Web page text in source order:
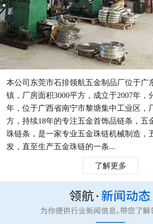
本公司东莞市石排领航五金制品厂位于广
镇，厂房面积3000平方，成立于2007年，
年，位于广西省南宁市黎塘集中工业区，
方，持续18年的专注五金首饰品链条，五
珠链条，是一家专业五金珠链机械制造，
发，直至生产五金珠链的一条...
了解更多